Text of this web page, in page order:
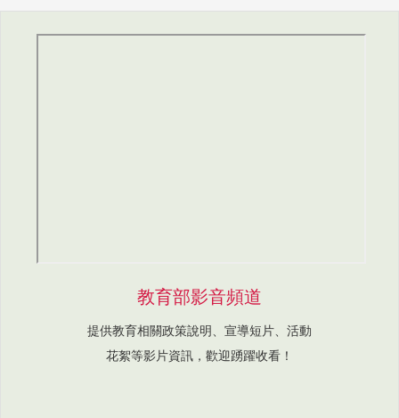
教育部影音頻道
提供教育相關政策說明、宣導短片、活動
花絮等影片資訊，歡迎踴躍收看！